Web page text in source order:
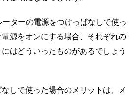
ターの電源をつけっぱなしで使っ
源をオンにする場合、それぞれの
はどういったものがあるでしょう
しで使った場合のメリットは、メ